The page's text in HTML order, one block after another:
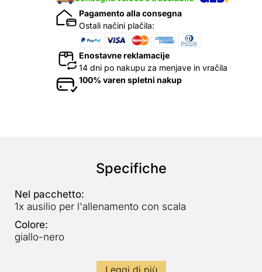
Pagamento alla consegna
Ostali načini plačila:
Enostavne reklamacije
14 dni po nakupu za menjave in vračila
100% varen spletni nakup
Specifiche
Nel pacchetto:
1x ausilio per l'allenamento con scala
Colore:
giallo-nero